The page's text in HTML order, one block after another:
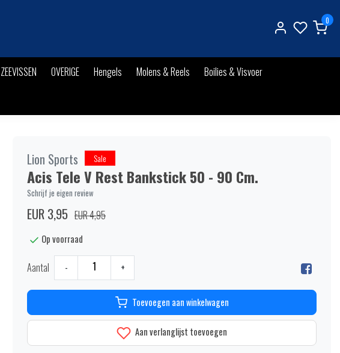
0
OVERIGE Hengels Molens & Reels
Boilies & Visvoer
Lion Sports Sale
Acis Tele V Rest Bankstick 50 - 90 Cm.
Schrijf je eigen review
EUR 3,95 EUR 4,95
Op voorraad
Aantal - +
Toevoegen aan winkelwagen
Aan verlanglijst toevoegen